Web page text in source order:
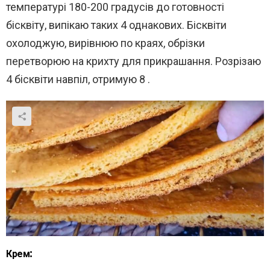
температурі 180-200 градусів до готовності
бісквіту, випікаю таких 4 однакових. Бісквіти
охолоджую, вирівнюю по краях, обрізки
перетворюю на крихту для прикрашання. Розрізаю
4 бісквіти навпіл, отримую 8 .
Крем: